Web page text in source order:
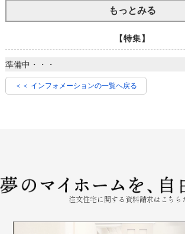
もっとみる
【特集】
準備中・・・
＜＜ インフォメーションの一覧へ戻る
注文住宅に関する資料請求はこちら